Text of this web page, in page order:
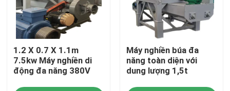
1.2 X 0.7 X 1.1m
7.5kw Máy nghiền di
động đa năng 380V
Máy nghiền búa đa
năng toàn diện với
dung lượng 1,5t